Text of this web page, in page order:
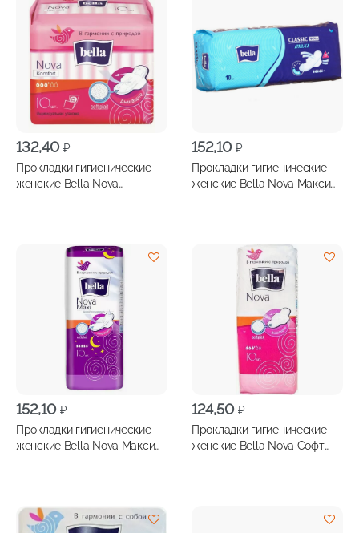
132,40 ₽
Прокладки гигиенические
женские Bella Nova
152,10 ₽
Прокладки гигиенические
женские Bella Nova Макси
152,10 ₽
Прокладки гигиенические
женские Bella Nova Макси
124,50 ₽
Прокладки гигиенические
женские Bella Nova Софт